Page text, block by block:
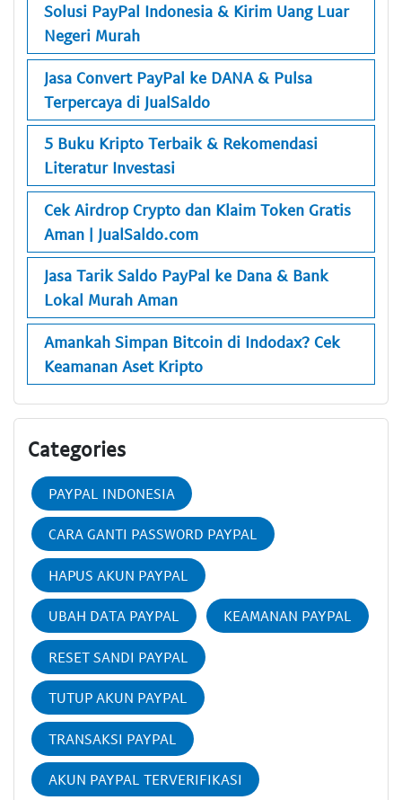
Solusi PayPal Indonesia & Kirim Uang Luar
Negeri Murah
Jasa Convert PayPal ke DANA & Pulsa
Terpercaya di JualSaldo
5 Buku Kripto Terbaik & Rekomendasi
Literatur Investasi
Cek Airdrop Crypto dan Klaim Token Gratis
Aman | JualSaldo.com
Jasa Tarik Saldo PayPal ke Dana & Bank
Lokal Murah Aman
Amankah Simpan Bitcoin di Indodax? Cek
Keamanan Aset Kripto
Categories
PAYPAL INDONESIA
CARA GANTI PASSWORD PAYPAL
HAPUS AKUN PAYPAL
UBAH DATA PAYPAL KEAMANAN PAYPAL
RESET SANDI PAYPAL
TUTUP AKUN PAYPAL
TRANSAKSI PAYPAL
AKUN PAYPAL TERVERIFIKASI